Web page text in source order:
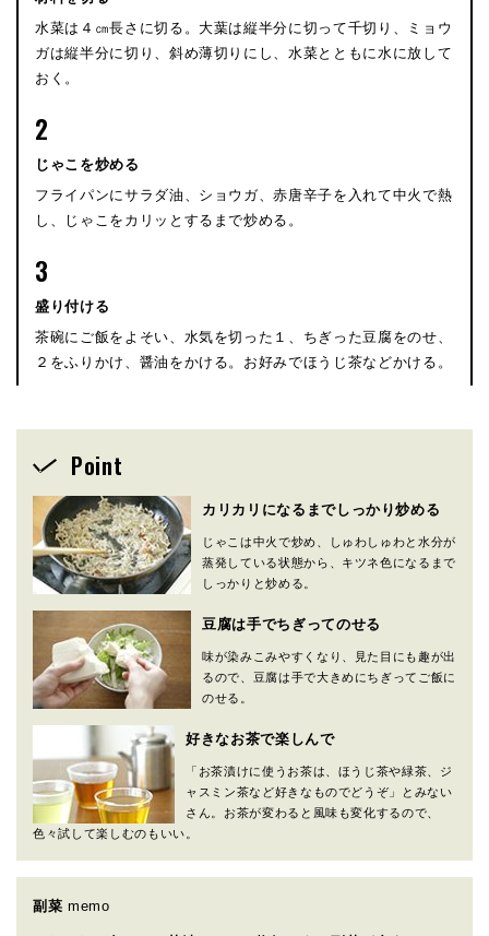
水菜は４㎝長さに切る。大葉は縦半分に切って千切り、ミョウ
ガは縦半分に切り、斜め薄切りにし、水菜とともに水に放して
おく。
2
じゃこを炒める
フライパンにサラダ油、ショウガ、赤唐辛子を入れて中火で熱
し、じゃこをカリッとするまで炒める。
3
盛り付ける
茶碗にご飯をよそい、水気を切った１、ちぎった豆腐をのせ、
２をふりかけ、醤油をかける。お好みでほうじ茶などかける。
Point
カリカリになるまでしっかり炒める
じゃこは中火で炒め、しゅわしゅわと水分が
蒸発している状態から、キツネ色になるまで
しっかりと炒める。
豆腐は手でちぎってのせる
味が染みこみやすくなり、見た目にも趣が出
るので、豆腐は手で大きめにちぎってご飯に
のせる。
好きなお茶で楽しんで
「お茶漬けに使うお茶は、ほうじ茶や緑茶、ジ
ャスミン茶など好きなものでどうぞ」とみない
さん。お茶が変わると風味も変化するので、
色々試して楽しむのもいい。
副菜 memo